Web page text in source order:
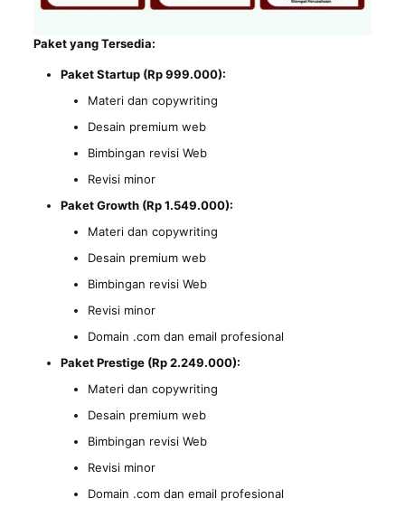
Paket yang Tersedia:
Paket Startup (Rp 999.000):
Materi dan copywriting
Desain premium web
Bimbingan revisi Web
Revisi minor
Paket Growth (Rp 1.549.000):
Materi dan copywriting
Desain premium web
Bimbingan revisi Web
Revisi minor
Domain .com dan email profesional
Paket Prestige (Rp 2.249.000):
Materi dan copywriting
Desain premium web
Bimbingan revisi Web
Revisi minor
Domain .com dan email profesional